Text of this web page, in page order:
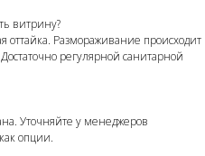
витрину?
оттайка. Размораживание происходит
регулярной санитарной
Уточняйте у менеджеров
опции.